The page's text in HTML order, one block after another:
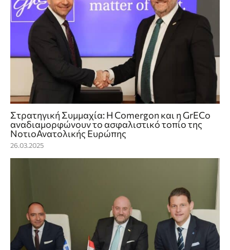
Στρατηγική Συμμαχία: Η Comergon και η GrECo
αναδιαμορφώνουν το ασφαλιστικό τοπίο της
ΝοτιοΑνατολικής Ευρώπης
26.03.2025